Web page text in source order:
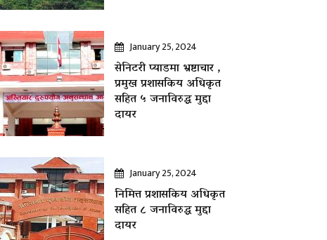
January 25, 2024
सेनिटरी प्याडमा भ्रष्टाचार ,
प्रमुख प्रशासकिय अधिकृत
सहित ५ जनाविरुद्ध मुद्दा
दायर
January 25, 2024
निमित्त प्रशासकिय अधिकृत
सहित ८ जनाविरुद्ध मुद्दा
दायर